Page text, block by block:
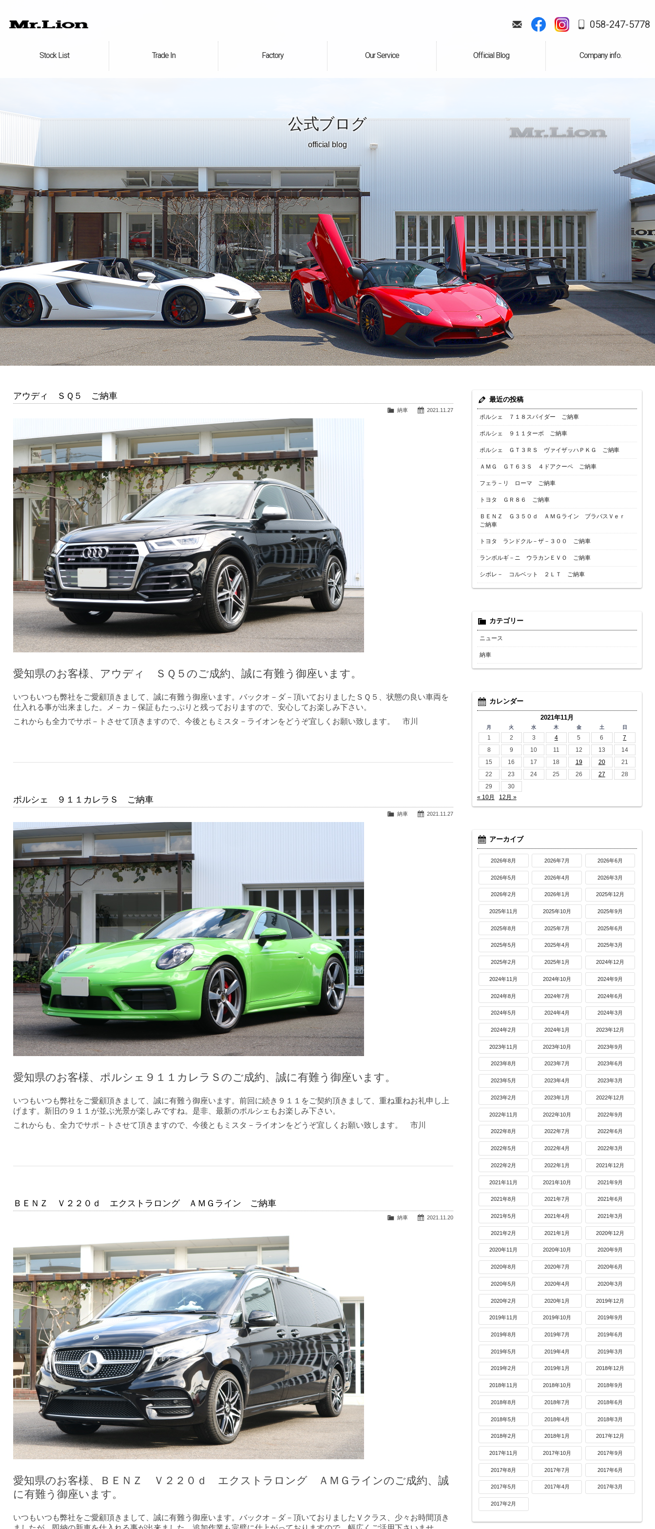
058-247-5778
Stock List
在庫車情報 Trade In
買取無料査定 Factory
自社工場 Our Service
サービス案内 Official Blog
公式ブログ Company info.
会社案内
公式ブログ
official blog
アウディ ＳＱ５ ご納車
2021.11.27
納車
愛知県のお客様、アウディ ＳＱ５のご成約、誠に有難う御座います。
いつもいつも弊社をご愛顧頂きまして、誠に有難う御座います。バックオ－ダ－頂いておりましたＳＱ５、状態の良い車両を
仕入れる事が出来ました。メ－カ－保証もたっぷりと残っておりますので、安心してお楽しみ下さい。
これからも全力でサポ－トさせて頂きますので、今後ともミスタ－ライオンをどうぞ宜しくお願い致します。 市川
ポルシェ ９１１カレラＳ ご納車
2021.11.27
納車
愛知県のお客様、ポルシェ９１１カレラＳのご成約、誠に有難う御座います。
いつもいつも弊社をご愛顧頂きまして、誠に有難う御座います。前回に続き９１１をご契約頂きまして、重ね重ねお礼申し上
げます。新旧の９１１が並ぶ光景が楽しみですね。是非、最新のポルシェもお楽しみ下さい。
これからも、全力でサポ－トさせて頂きますので、今後ともミスタ－ライオンをどうぞ宜しくお願い致します。 市川
ＢＥＮＺ Ｖ２２０ｄ エクストラロング ＡＭＧライン ご納車
2021.11.20
納車
愛知県のお客様、ＢＥＮＺ Ｖ２２０ｄ エクストラロング ＡＭＧラインのご成約、誠
に有難う御座います。
いつもいつも弊社をご愛顧頂きまして、誠に有難う御座います。バックオ－ダ－頂いておりましたＶクラス、少々お時間頂き
最近の投稿
ポルシェ ７１８スパイダー ご納車
ポルシェ ９１１ターボ ご納車
ポルシェ ＧＴ３ＲＳ ヴァイザッハＰＫＧ ご納車
ＡＭＧ ＧＴ６３Ｓ ４ドアクーペ ご納車
フェラ－リ ローマ ご納車
トヨタ ＧＲ８６ ご納車
ＢＥＮＺ Ｇ３５０ｄ ＡＭＧライン ブラバスＶｅｒ
ご納車
トヨタ ランドクル－ザ－３００ ご納車
ランボルギ－ニ ウラカンＥＶＯ ご納車
シボレ－ コルベット ２ＬＴ ご納車
カテゴリー
ニュース
納車
カレンダー
2021年11月
月 火 水 木 金 土 日
1 2 3 4 5 6
7
8
9 10 11 12 13
14
15
16 17 18 19 20
21
22
23 24 25 26 27
28
29
30
« 10月
12月 »
アーカイブ
2026年8月 2026年7月 2026年6月
2026年5月 2026年4月 2026年3月
2026年2月 2026年1月 2025年12月
2025年11月 2025年10月 2025年9月
2025年8月 2025年7月 2025年6月
2025年5月 2025年4月 2025年3月
2025年2月 2025年1月 2024年12月
2024年11月 2024年10月 2024年9月
2024年8月 2024年7月 2024年6月
2024年5月 2024年4月 2024年3月
2024年2月 2024年1月 2023年12月
2023年11月 2023年10月 2023年9月
2023年8月 2023年7月 2023年6月
2023年5月 2023年4月 2023年3月
2023年2月 2023年1月 2022年12月
2022年11月 2022年10月 2022年9月
2022年8月 2022年7月 2022年6月
2022年5月 2022年4月 2022年3月
2022年2月 2022年1月 2021年12月
2021年11月 2021年10月 2021年9月
2021年8月 2021年7月 2021年6月
2021年5月 2021年4月 2021年3月
2021年2月 2021年1月 2020年12月
2020年11月 2020年10月 2020年9月
2020年8月 2020年7月 2020年6月
2020年5月 2020年4月 2020年3月
2020年2月 2020年1月 2019年12月
2019年11月 2019年10月 2019年9月
2019年8月 2019年7月 2019年6月
2019年5月 2019年4月 2019年3月
2019年2月 2019年1月 2018年12月
2018年11月 2018年10月 2018年9月
2018年8月 2018年7月 2018年6月
2018年5月 2018年4月 2018年3月
2018年2月 2018年1月 2017年12月
2017年11月 2017年10月 2017年9月
2017年8月 2017年7月 2017年6月
2017年5月 2017年4月 2017年3月
2017年2月